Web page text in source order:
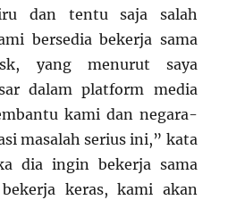
dan tentu saja salah
bersedia bekerja sama
yang menurut saya
dalam platform media
kami dan negara-
masalah serius ini,” kata
dia ingin bekerja sama
keras, kami akan